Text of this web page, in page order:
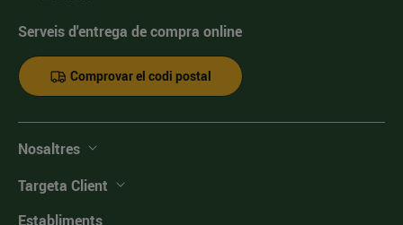
Serveis d'entrega de compra online
Comprovar el codi postal
Nosaltres
Targeta Client
Establiments